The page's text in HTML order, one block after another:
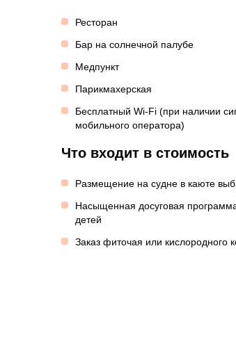
Ресторан
Бар на солнечной палубе
Медпункт
Парикмахерская
Бесплатный Wi-Fi (при наличии
мобильного оператора)
Что входит в стоимость
Размещение на судне в каюте
Насыщенная досуговая
детей
Заказ фиточая или кислородного